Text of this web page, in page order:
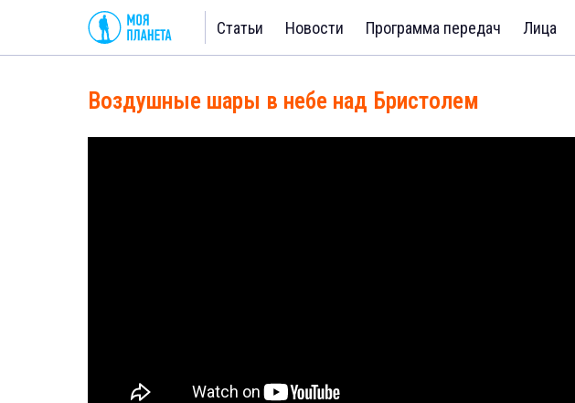
Статьи Новости Программа передач Лица
Воздушные шары в небе над Бристолем